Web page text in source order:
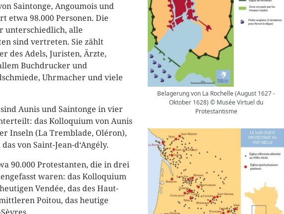
Belagerung von La Rochelle (August 1627 -
Oktober 1628) © Musée Virtuel du
Protestantisme
Saintonge, Angoumois und
etwa 98.000 Personen. Die
unterschiedlich, alle
sind vertreten. Sie zählt
des Adels, Juristen, Ärzte,
Buchdrucker und
Uhrmacher und viele
Aunis und Saintonge in vier
das Kolloquium von Aunis
Inseln (La Tremblade, Oléron),
von Saint-Jean-d‘Angély.
90.000 Protestanten, die in drei
waren: das Kolloquium
Vendée, das des Haut-
Poitou, das heutige